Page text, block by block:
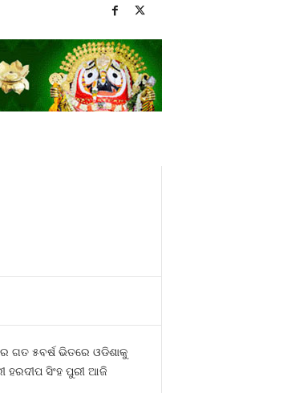
ଗତ ୫ବର୍ଷ ଭିତରେ ଓଡିଶାକୁ
ହରଦୀପ ସିଂହ ପୁରୀ ଆଜି